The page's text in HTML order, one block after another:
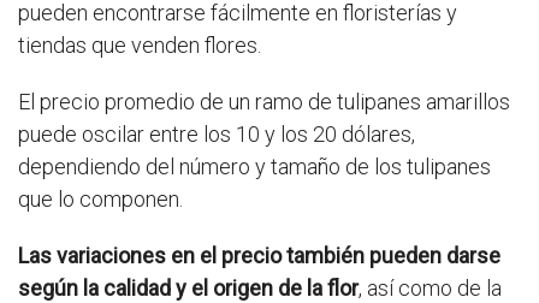
pueden encontrarse fácilmente en floristerías y
tiendas que venden flores.
El precio promedio de un ramo de tulipanes amarillos
puede oscilar entre los 10 y los 20 dólares,
dependiendo del número y tamaño de los tulipanes
que lo componen.
Las variaciones en el precio también pueden darse
según la calidad y el origen de la flor, así como de la